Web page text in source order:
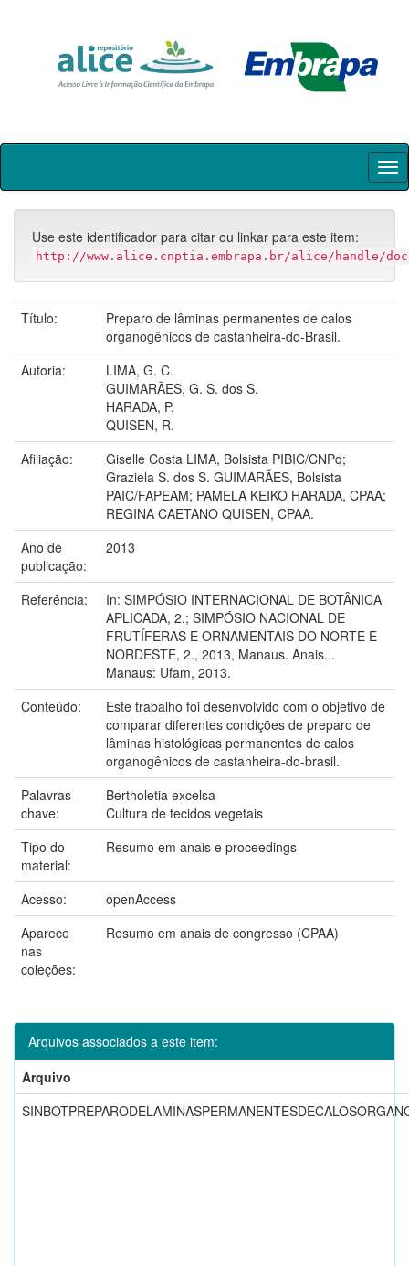
Skip
Use este identificador para citar ou linkar para este item:
http://www.alice.cnptia.embrapa.br/alice/handle/
Título:
Preparo de lâminas permanentes de calos
organogênicos de castanheira-do-Brasil.
Autoria:
LIMA, G. C.
GUIMARÃES, G. S. dos S.
HARADA, P.
QUISEN, R.
Afiliação:
Giselle Costa LIMA, Bolsista PIBIC/CNPq;
Graziela S. dos S. GUIMARÃES, Bolsista
PAIC/FAPEAM; PAMELA KEIKO HARADA, CPAA;
REGINA CAETANO QUISEN, CPAA.
Ano de
publicação:
2013
Referência:
In: SIMPÓSIO INTERNACIONAL DE BOTÂNICA
APLICADA, 2.; SIMPÓSIO NACIONAL DE
FRUTÍFERAS E ORNAMENTAIS DO NORTE E
NORDESTE, 2., 2013, Manaus. Anais...
Manaus: Ufam, 2013.
Conteúdo:
Este trabalho foi desenvolvido com o objetivo de
comparar diferentes condições de preparo de
lâminas histológicas permanentes de calos
organogênicos de castanheira-do-brasil.
Palavras-
chave:
Bertholetia excelsa
Cultura de tecidos vegetais
Tipo do
material:
Resumo em anais e proceedings
Acesso:
openAccess
Aparece
nas
coleções:
Resumo em anais de congresso (CPAA)
Arquivos associados a este item:
Arquivo